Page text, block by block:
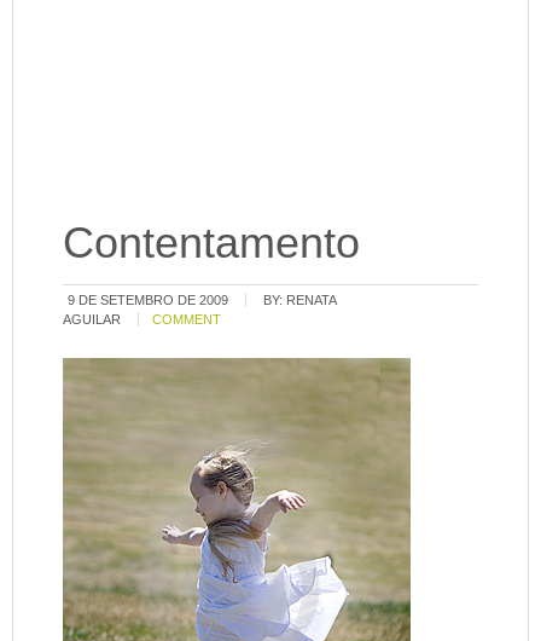
Contentamento
9 DE SETEMBRO DE 2009 BY: RENATA
AGUILAR
COMMENT